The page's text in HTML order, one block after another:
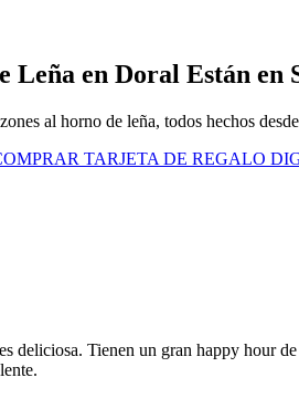
Leña en Doral Están en
al horno de leña, todos hechos
TARJETA DE REGALO
Tienen un gran happy hour